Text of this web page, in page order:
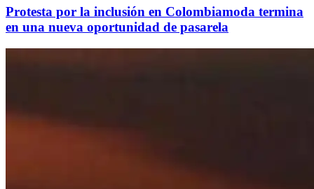
Protesta por la inclusión en Colombiamoda termina
en una nueva oportunidad de pasarela